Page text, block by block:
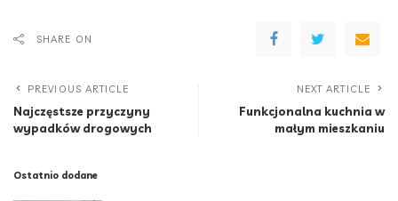
SHARE ON
PREVIOUS ARTICLE
Najczęstsze przyczyny
wypadków drogowych
NEXT ARTICLE
Funkcjonalna kuchnia w
małym mieszkaniu
Ostatnio dodane